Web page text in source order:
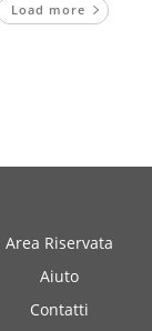
Load more
Area Riservata
Aiuto
Contatti